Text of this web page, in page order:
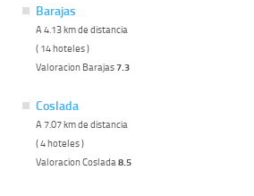
Barajas
A 4.13 km de distancia
( 14 hoteles )
Valoracion Barajas7.3
Coslada
A 7.07 km de distancia
( 4 hoteles )
Valoracion Coslada 8.5